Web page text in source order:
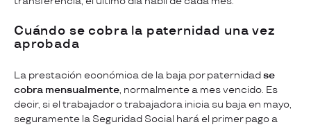
Cuándo se cobra la paternidad una vez
aprobada
La prestación económica de la baja por paternidadse
cobra mensualmente, normalmente a mes vencido. Es
decir, si el trabajador o trabajadora inicia su baja en mayo,
seguramente la Seguridad Social hará el primer pago a